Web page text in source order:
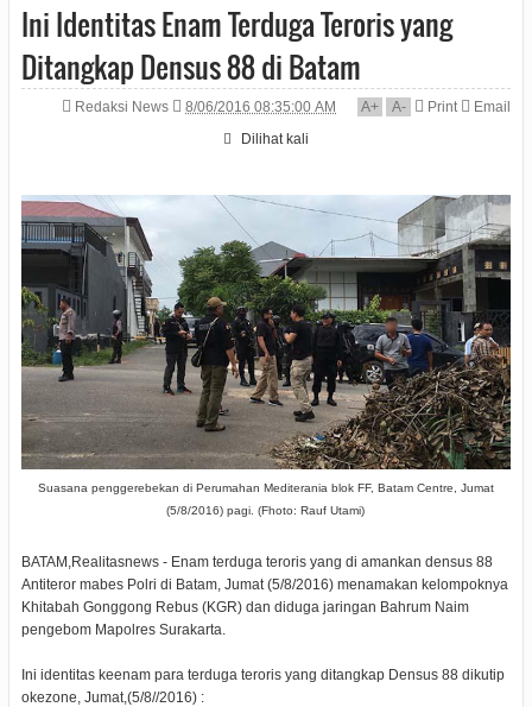
Ini Identitas Enam Terduga Teroris yang
Ditangkap Densus 88 di Batam
Redaksi News 8/06/2016 08:35:00 AM A+ A- Print
Email
Dilihat kali
Suasana penggerebekan di Perumahan Mediterania blok FF, Batam Centre, Jumat
(5/8/2016) pagi. (Fhoto: Rauf Utami)
BATAM,Realitasnews - Enam terduga teroris yang di amankan densus 88
Antiteror mabes Polri di Batam, Jumat (5/8/2016) menamakan kelompoknya
Khitabah Gonggong Rebus (KGR) dan diduga jaringan Bahrum Naim
pengebom Mapolres Surakarta.
Ini identitas keenam para terduga teroris yang ditangkap Densus 88 dikutip
okezone, Jumat,(5/8//2016) :